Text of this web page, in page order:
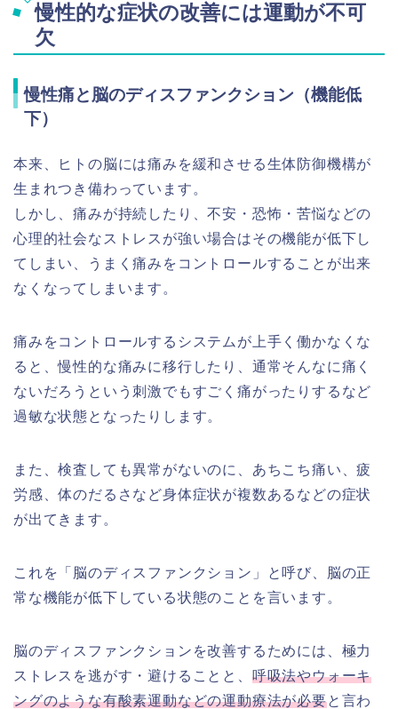
慢性的な症状の改善には運動が不可
欠
慢性痛と脳のディスファンクション（機能低
下）
本来、ヒトの脳には痛みを緩和させる生体防御機構が
生まれつき備わっています。
しかし、痛みが持続したり、不安・恐怖・苦悩などの
心理的社会なストレスが強い場合はその機能が低下し
てしまい、うまく痛みをコントロールすることが出来
なくなってしまいます。
痛みをコントロールするシステムが上手く働かなくな
ると、慢性的な痛みに移行したり、通常そんなに痛く
ないだろうという刺激でもすごく痛がったりするなど
過敏な状態となったりします。
また、検査しても異常がないのに、あちこち痛い、疲
労感、体のだるさなど身体症状が複数あるなどの症状
が出てきます。
これを「脳のディスファンクション」と呼び、脳の正
常な機能が低下している状態のことを言います。
脳のディスファンクションを改善するためには、極力
ストレスを逃がす・避けることと、 呼吸法やウォーキ
ングのような有酸素運動などの運動療法が必要と言わ